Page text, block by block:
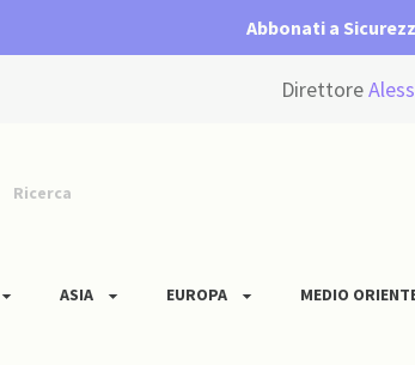
Abbonati a
Direttore
Ricerca
ASIA EUROPA MEDIO